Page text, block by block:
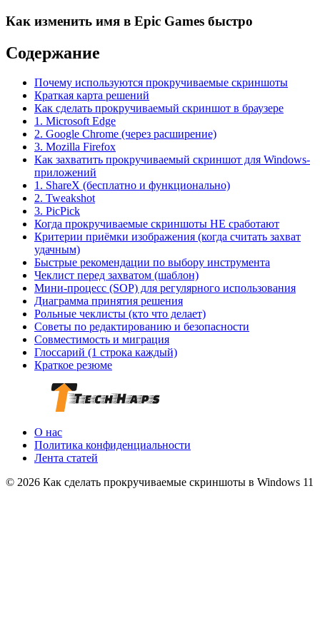
Как изменить имя в Epic Games быстро
Содержание
Почему используются прокручиваемые скриншоты
Краткая карта решений
Как сделать прокручиваемый скриншот в браузере
1. Microsoft Edge
2. Google Chrome (через расширение)
3. Mozilla Firefox
Как захватить прокручиваемый скриншот для Windows-
приложений
1. ShareX (бесплатно и функционально)
2. Tweakshot
3. PicPick
Когда прокручиваемые скриншоты НЕ сработают
Критерии приёмки изображения (когда считать захват
удачным)
Быстрые рекомендации по выбору инструмента
Чеклист перед захватом (шаблон)
Мини-процесс (SOP) для регулярного использования
Диаграмма принятия решения
Рольные чеклисты (кто что делает)
Советы по редактированию и безопасности
Совместимость и миграция
Глоссарий (1 строка каждый)
Краткое резюме
О нас
Политика конфиденциальности
Лента статей
© 2026 Как сделать прокручиваемые скриншоты в Windows 11